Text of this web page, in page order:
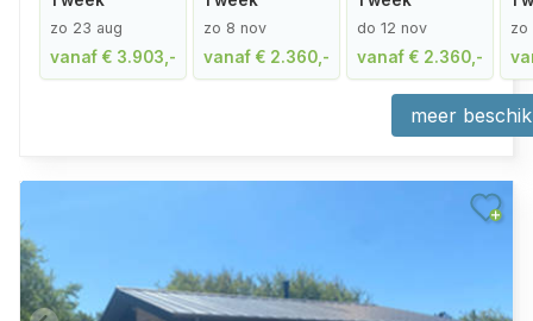
zo 23 aug
vanaf € 3.903,-
zo 8 nov
vanaf € 2.360,-
do 12 nov
vanaf € 2.360,-
zo
meer